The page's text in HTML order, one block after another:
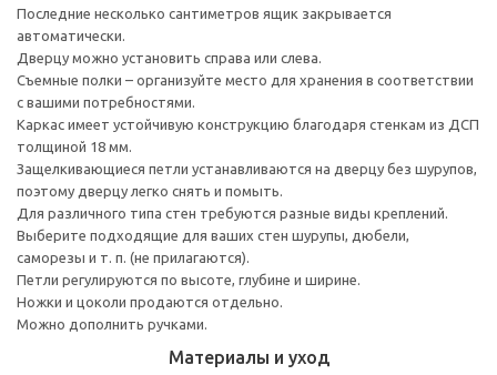
Последние несколько сантиметров ящик закрывается
автоматически.
Дверцу можно установить справа или слева.
Съемные полки – организуйте место для хранения в соответствии
с вашими потребностями.
Каркас имеет устойчивую конструкцию благодаря стенкам из ДСП
толщиной 18 мм.
Защелкивающиеся петли устанавливаются на дверцу без шурупов,
поэтому дверцу легко снять и помыть.
Для различного типа стен требуются разные виды креплений.
Выберите подходящие для ваших стен шурупы, дюбели,
саморезы и т. п. (не прилагаются).
Петли регулируются по высоте, глубине и ширине.
Ножки и цоколи продаются отдельно.
Можно дополнить ручками.
Материалы и уход